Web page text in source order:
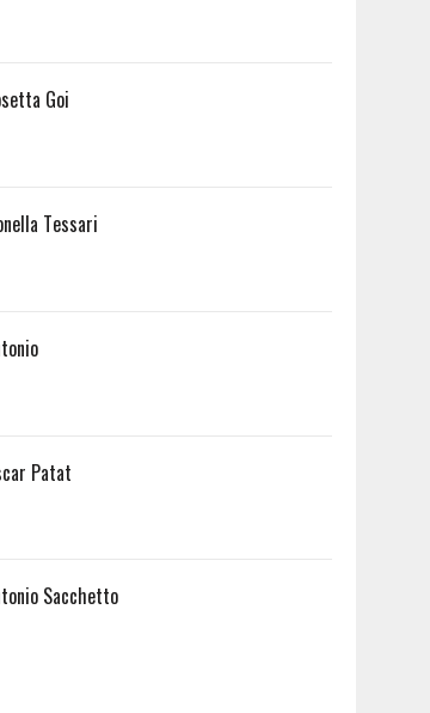
Goi
Tessari
Patat
Sacchetto